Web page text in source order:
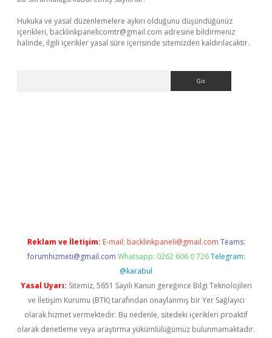
Hukuka ve yasal düzenlemelere aykırı olduğunu düşündüğünüz
içerikleri, backlinkpanelicomtr@gmail.com adresine bildirmeniz
halinde, ilgili içerikler yasal süre içerisinde sitemizden kaldırılacaktır.
Reklam ve İletişim: E-mail: backlinkpaneli@gmail.com Teams:
forumhizmeti@gmail.com Whatsapp: 0262 606 0 726 Telegram:
@karabul
Yasal Uyarı: Sitemiz, 5651 Sayılı Kanun gereğince Bilgi Teknolojileri
ve İletişim Kurumu (BTK) tarafından onaylanmış bir Yer Sağlayıcı
olarak hizmet vermektedir. Bu nedenle, sitedeki içerikleri proaktif
olarak denetleme veya araştırma yükümlülüğümüz bulunmamaktadır.